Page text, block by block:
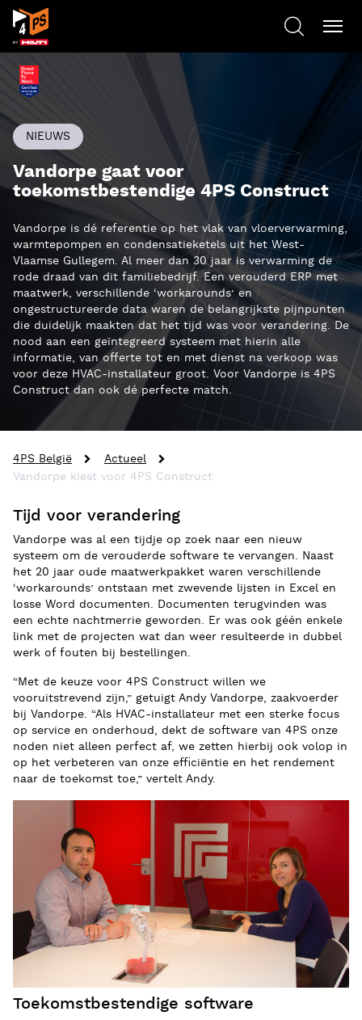
NIEUWS
Vandorpe gaat voor
toekomstbestendige 4PS Construct
Vandorpe is dé referentie op het vlak van vloerverwarming,
warmtepompen en condensatieketels uit het West-
Vlaamse Gullegem. Al meer dan 30 jaar is verwarming de
rode draad van dit familiebedrijf. Een verouderd ERP met
maatwerk, verschillende ‘workarounds’ en
ongestructureerde data waren de belangrijkste pijnpunten
die duidelijk maakten dat het tijd was voor verandering. De
nood aan een geïntegreerd systeem met hierin alle
informatie, van offerte tot en met dienst na verkoop was
voor deze HVAC-installateur groot. Voor Vandorpe is 4PS
Construct dan ook dé perfecte match.
4PS België
Actueel
Vandorpe kiest voor 4PS Construct
Tijd voor verandering
Vandorpe was al een tijdje op zoek naar een nieuw
systeem om de verouderde software te vervangen. Naast
het 20 jaar oude maatwerkpakket waren verschillende
‘workarounds’ ontstaan met zwevende lijsten in Excel en
losse Word documenten. Documenten terugvinden was
een echte nachtmerrie geworden. Er was ook géén enkele
link met de projecten wat dan weer resulteerde in dubbel
werk of fouten bij bestellingen.
“Met de keuze voor 4PS Construct willen we
vooruitstrevend zijn,” getuigt Andy Vandorpe, zaakvoerder
bij Vandorpe. “Als HVAC-installateur met een sterke focus
op service en onderhoud, dekt de software van 4PS onze
noden niet alleen perfect af, we zetten hierbij ook volop in
op het verbeteren van onze efficiëntie en het rendement
naar de toekomst toe,” vertelt Andy.
Toekomstbestendige software